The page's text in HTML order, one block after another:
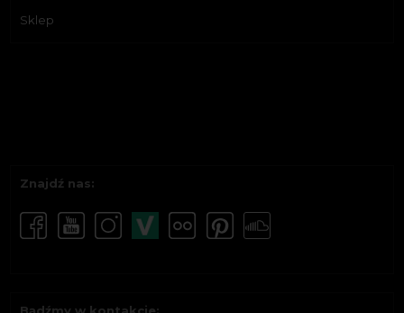
Sklep
Znajdź nas:
Bądźmy w kontakcie: